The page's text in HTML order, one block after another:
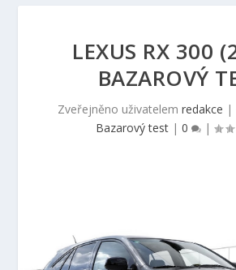
LEXUS RX 300
BAZAROVÝ
Zveřejněno uživatelem redakce |
Bazarový test | 0 |